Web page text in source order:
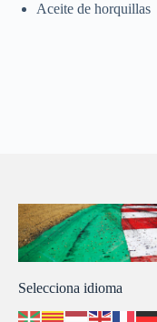
Aceite de horquillas
Selecciona idioma